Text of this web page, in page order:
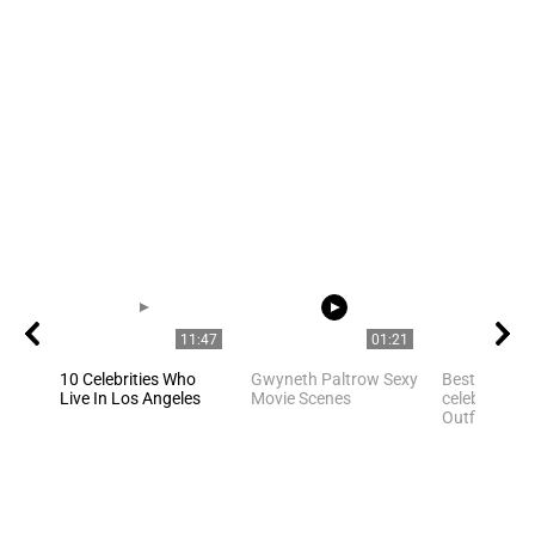
11:47
10 Celebrities Who
Live In Los Angeles
01:21
Gwyneth Paltrow Sexy
Movie Scenes
Best
celebrities
Outfit Ideas